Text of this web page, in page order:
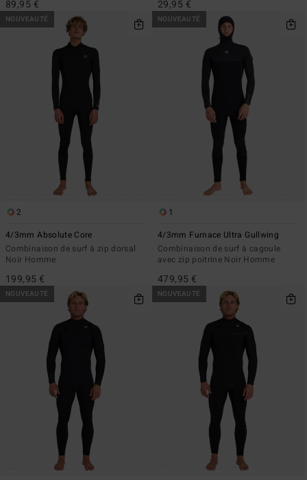
89,95 € 29,95 €
NOUVEAUTÉ
2
4/3mm Absolute Core
Combinaison de surf à zip dorsal
Noir Homme
199,95 €
NOUVEAUTÉ
1
4/3mm Furnace Ultra Gullwing
Combinaison de surf à cagoule
avec zip poitrine Noir Homme
479,95 €
NOUVEAUTÉ NOUVEAUTÉ